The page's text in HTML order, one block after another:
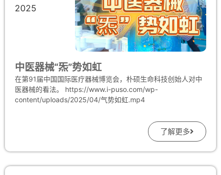
工作人员详细介绍并演示了投入使用的智能艾灸机器人、按摩
机器人等设备。其中，家用版智能艾灸机器人尤其引人关注，
它凭借先进的技术，实现了精准定位穴位、智能调节艾灸温度
和时长等功能，让传统艾灸疗法更加便捷、高效且安全，使中
医养生走进千家万户成为可能。委员们和专家们饶有兴致地在
技带来的独特魅力。 体验结束后，大家齐聚一楼会议室，就AI
智能机器人在中医领域的应用、中医领域智能机器人行业目前
的发展情况以及中医药器械转化难点和痛点问题展开了深入的
技术交流研讨会。会上，朴硕生命科技的技术团队分享了公司
一线和科研领域的委员们、专家们纷纷建言献策。他们指出，
AI智能机器人在中医领域具有巨大的应用潜力，能够辅助中医
诊断、提升治疗效果、缓解医疗资源分布不均等问题，但目前
2025
中医器械“炁”势如虹
在第91届中国国际医疗器械博览会，朴硕生命科技创始人对中
医器械的看法。 https://www.i-puso.com/wp-
content/uploads/2025/04/气势如虹.mp4
了解更多